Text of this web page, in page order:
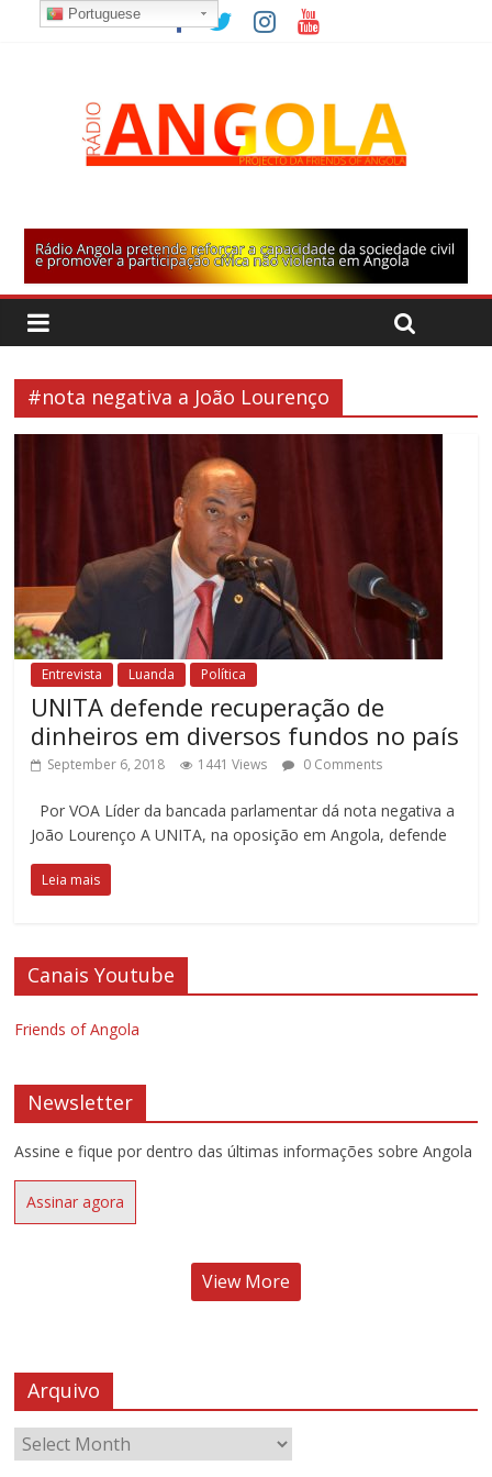
#nota negativa a João Lourenço
Entrevista Luanda Política
UNITA defende recuperação de
dinheiros em diversos fundos no país
September 6, 2018 1441 Views 0 Comments
Por VOA Líder da bancada parlamentar dá nota negativa a
João Lourenço A UNITA, na oposição em Angola, defende
Leia mais
Canais Youtube
Friends of Angola
Newsletter
Assine e fique por dentro das últimas informações sobre Angola
Assinar agora
View More
Arquivo
Portuguese